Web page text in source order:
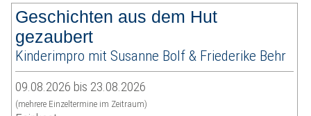
Geschichten aus dem Hut
gezaubert
Kinderimpro mit Susanne Bolf & Friederike Behr
09.08.2026 bis 23.08.2026
(mehrere Einzeltermine im Zeitraum)